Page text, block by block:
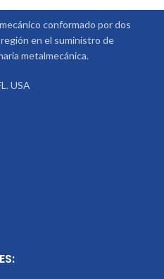
DP-3
conformado por dos
en el suministro de
metalmecánica.
USA